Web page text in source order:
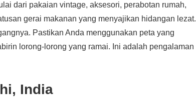
dari pakaian vintage, aksesori, perabotan rumah,
gerai makanan yang menyajikan hidangan lezat.
Pastikan Anda menggunakan peta yang
lorong-lorong yang ramai. Ini adalah pengalaman
India